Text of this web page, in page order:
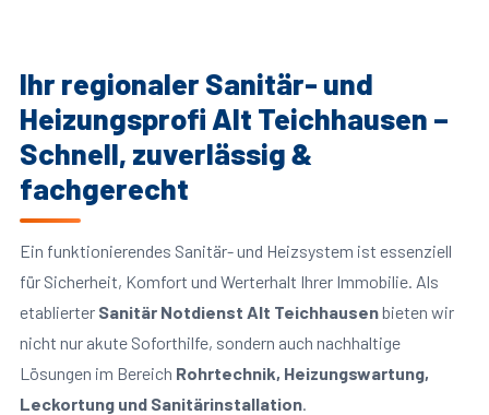
Ihr regionaler Sanitär- und
Heizungsprofi Alt Teichhausen –
Schnell, zuverlässig &
fachgerecht
Ein funktionierendes Sanitär- und Heizsystem ist essenziell
für Sicherheit, Komfort und Werterhalt Ihrer Immobilie. Als
etablierter Sanitär Notdienst Alt Teichhausenbieten wir
nicht nur akute Soforthilfe, sondern auch nachhaltige
Lösungen im Bereich Rohrtechnik, Heizungswartung,
Leckortung und Sanitärinstallation.